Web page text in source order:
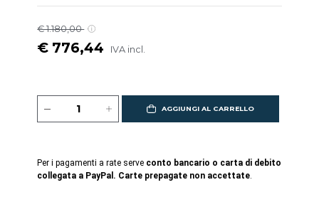
€ 1.180,00
€ 776,44 IVA incl.
AGGIUNGI AL CARRELLO
Per i pagamenti a rate serve conto bancario o carta di debito
collegata a PayPal. Carte prepagate non accettate.